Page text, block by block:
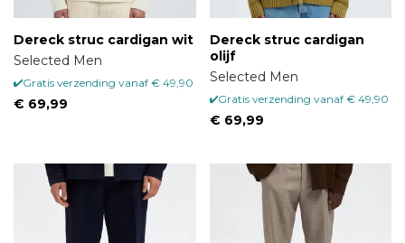
Dereck struc cardigan wit
Selected Men
Gratis verzending vanaf € 49,90
€ 69,99
Dereck struc cardigan
olijf
Selected Men
Gratis verzending vanaf € 49,90
€ 69,99